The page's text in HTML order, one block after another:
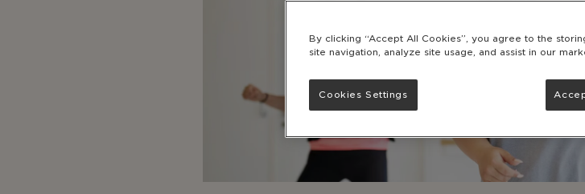
By clicking “Accept All Cookies”, you agree to the
site navigation, analyze site usage, and assist in our
Cookies Settings